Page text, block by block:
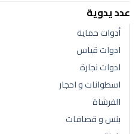
عدد يدوية
أدوات حماية
ادوات قياس
ادوات نجارة
اسطوانات و احجار
الفرشاة
بنس و قصافات